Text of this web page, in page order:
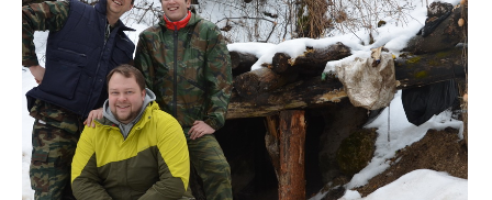
DSC_0110